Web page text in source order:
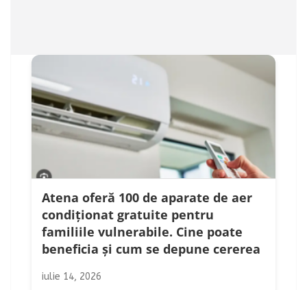
Atena oferă 100 de aparate de aer
condiționat gratuite pentru
familiile vulnerabile. Cine poate
beneficia și cum se depune cererea
iulie 14, 2026